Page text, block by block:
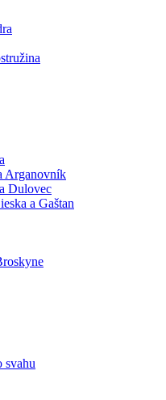
Arganovník
Dulovec
a Gaštan
svahu